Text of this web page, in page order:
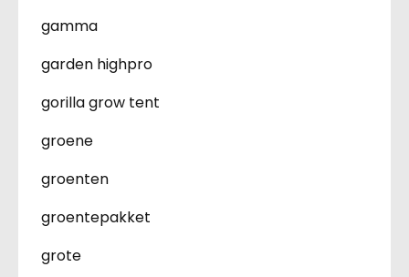
gamma
garden highpro
gorilla grow tent
groene
groenten
groentepakket
grote